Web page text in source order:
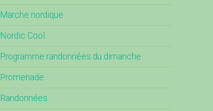
Marche nordique
Nordic Cool
Programme randonnées du dimanche
Promenade
Randonnées